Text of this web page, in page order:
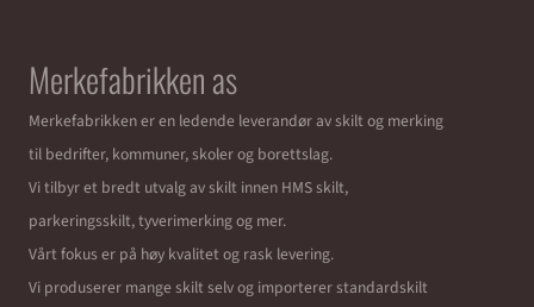
Merkefabrikken as
Merkefabrikken er en ledende leverandør av skilt og merking
til bedrifter, kommuner, skoler og borettslag.
Vi tilbyr et bredt utvalg av skilt innen HMS skilt,
parkeringsskilt, tyverimerking og mer.
Vårt fokus er på høy kvalitet og rask levering.
Vi produserer mange skilt selv og importerer standardskilt